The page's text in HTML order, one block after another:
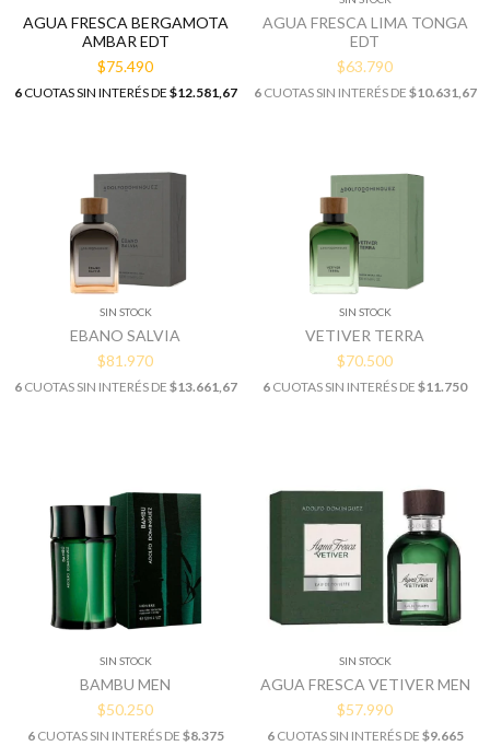
AGUA FRESCA BERGAMOTA
AMBAR EDT
$75.490
6CUOTAS SIN INTERÉS DE $12.581,67
AGUA FRESCA LIMA TONGA
EDT
$63.790
6CUOTAS SIN INTERÉS DE $10.631,67
SIN STOCK
EBANO SALVIA
$81.970
6CUOTAS SIN INTERÉS DE $13.661,67
SIN STOCK
VETIVER TERRA
$70.500
6 CUOTAS SIN INTERÉS DE $11.750
SIN STOCK
BAMBU MEN
$50.250
6CUOTAS SIN INTERÉS DE $8.375
SIN STOCK
AGUA FRESCA VETIVER MEN
$57.990
6CUOTAS SIN INTERÉS DE $9.665